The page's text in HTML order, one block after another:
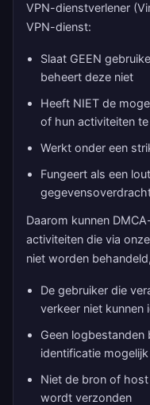
VPN-dienstverlener
VPN-dienst:
Slaat GEEN
beheert deze niet
Heeft NIET de
of hun activiteiten
Werkt onder een
Fungeert als een
Daarom kunnen
activiteiten die via
niet worden
De gebruiker die
verkeer niet kunnen
Geen logbestanden
identificatie
Niet de bron of
wordt verzonden